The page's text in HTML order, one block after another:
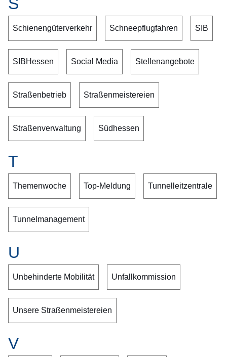
Schienengüterverkehr Schneepflugfahren SIB
SIBHessen Social Media Stellenangebote
Straßenbetrieb Straßenmeistereien
Straßenverwaltung Südhessen
T
Themenwoche Top-Meldung Tunnelleitzentrale
Tunnelmanagement
U
Unbehinderte Mobilität Unfallkommission
Unsere Straßenmeistereien
V